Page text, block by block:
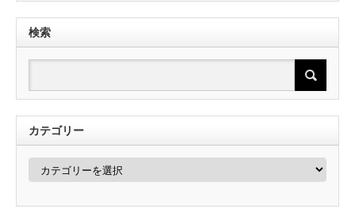
検索
カテゴリー
カ
ー